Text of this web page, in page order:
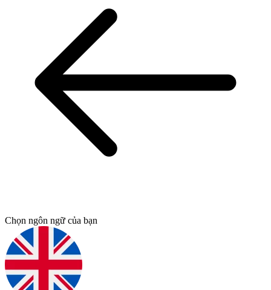
Chọn ngôn ngữ của bạn